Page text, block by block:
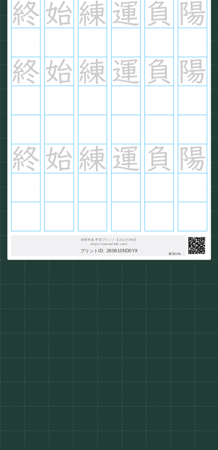
自動作成 学習プリント【まなび365】
https://manabi365.com/
プリントID: 260810ND0YX
解答URL :